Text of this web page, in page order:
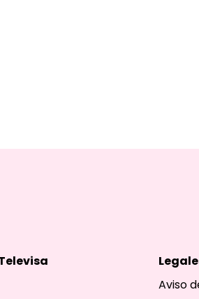
Aviso